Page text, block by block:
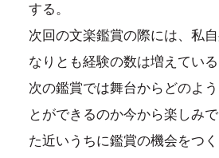
する。
次回の文楽鑑賞の際には、私
なりとも経験の数は増えている
次の鑑賞では舞台からどのよ
とができるのか今から楽しみ
た近いうちに鑑賞の機会をつく